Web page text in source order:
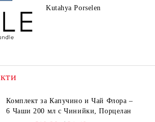
Kutahya Porselen
Комплект за Капучино и Чай Флора –
6 Чаши 200 мл с Чинийки, Порцелан